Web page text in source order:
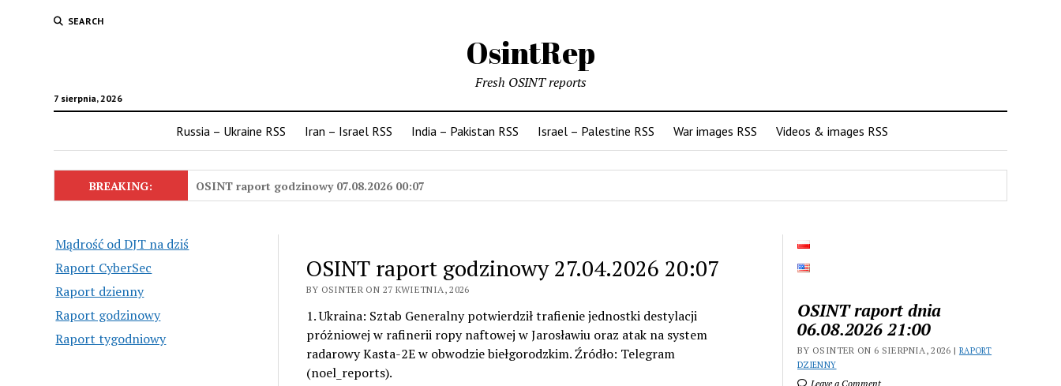
SEARCH
OsintRep
7 sierpnia, 2026
Fresh OSINT reports
Russia – Ukraine RSS Iran – Israel RSS India – Pakistan RSS Israel – Palestine RSS War images RSS Videos & images RSS
BREAKING: OSINT raport godzinowy 07.08.2026 00:07
Mądrość od DJT na dziś
Raport CyberSec
Raport dzienny
Raport godzinowy
Raport tygodniowy
OSINT raport godzinowy 27.04.2026 20:07
BY OSINTER ON 27 KWIETNIA, 2026
1. Ukraina: Sztab Generalny potwierdził trafienie jednostki destylacji
próżniowej w rafinerii ropy naftowej w Jarosławiu oraz atak na system
radarowy Kasta-2E w obwodzie biełgorodzkim. Źródło: Telegram
(noel_reports).
OSINT raport dnia
06.08.2026 21:00
BY OSINTER ON 6 SIERPNIA, 2026 | RAPORT
DZIENNY
Leave a Comment